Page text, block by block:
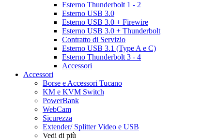
Esterno Thunderbolt 1 - 2
Esterno USB 3.0
Esterno USB 3.0 + Firewire
Esterno USB 3.0 + Thunderbolt
Contratto di Servizio
Esterno USB 3.1 (Type A e C)
Esterno Thunderbolt 3 - 4
Accessori
Accessori
Borse e Accessori Tucano
KM e KVM Switch
PowerBank
WebCam
Sicurezza
Extender/ Splitter Video e USB
Vedi di più